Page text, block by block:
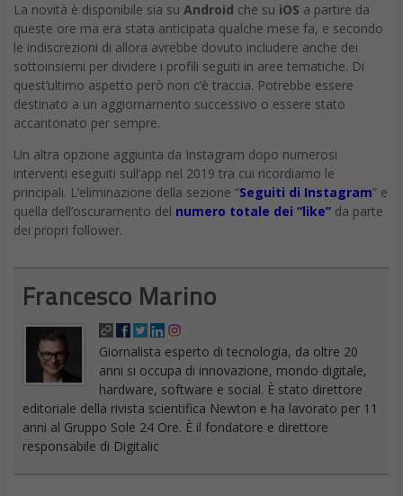
La novità è disponibile sia su Android che su iOS a partire da
queste ore ma era stata anticipata qualche mese fa, e secondo
le indiscrezioni di allora avrebbe dovuto includere anche dei
sottoinsiemi per dividere i profili seguiti in aree tematiche. Di
quest’ultimo aspetto però non c’è traccia. Potrebbe essere
destinato a un aggiornamento successivo o essere stato
accantonato per sempre.
Un altra opzione aggiunta da Instagram dopo numerosi
interventi eseguiti sull’app nel 2019 tra cui ricordiamo le
principali. L’eliminazione della sezione “Seguiti di Instagram” e
quella dell’oscuramento del numero totale dei “like” da parte
dei propri follower.
Francesco Marino
Giornalista esperto di tecnologia, da oltre 20
anni si occupa di innovazione, mondo digitale,
hardware, software e social. È stato direttore
editoriale della rivista scientifica Newton e ha lavorato per 11
anni al Gruppo Sole 24 Ore. È il fondatore e direttore
responsabile di Digitalic